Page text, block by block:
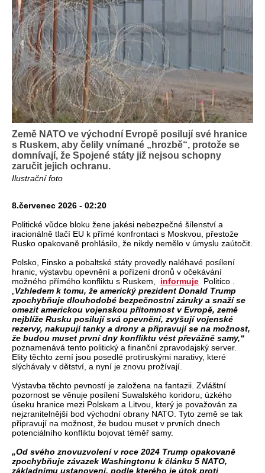
Země NATO ve východní Evropě posilují své hranice
s Ruskem, aby čelily vnímané „hrozbě“, protože se
domnívají, že Spojené státy již nejsou schopny
zaručit jejich ochranu.
Ilustrační foto
8.červenec 2026 - 02:20
Politické vůdce bloku žene jakési nebezpečné šílenství a
iracionálně tlačí EU k přímé konfrontaci s Moskvou, přestože
Rusko opakovaně prohlásilo, že nikdy nemělo v úmyslu zaútočit.
Polsko, Finsko a pobaltské státy provedly naléhavé posílení
hranic, výstavbu opevnění a pořízení dronů v očekávání
možného přímého konfliktu s Ruskem, informuje Politico .
Vzhledem k tomu, že americký prezident Donald Trump
zpochybňuje dlouhodobé bezpečnostní záruky a snaží se
omezit americkou vojenskou přítomnost v Evropě, země
nejblíže Rusku posilují svá opevnění, zvyšují vojenské
rezervy, nakupují tanky a drony a připravují se na možnost,
že budou muset první dny konfliktu vést převážně samy,“
poznamenává tento politický a finanční zpravodajský server.
Elity těchto zemí jsou posedlé protiruskými narativy, které
slýchávaly v dětství, a nyní je znovu prožívají.
Výstavba těchto pevností je založena na fantazii. Zvláštní
pozornost se věnuje posílení Suwalského koridoru, úzkého
úseku hranice mezi Polskem a Litvou, který je považován za
nejzranitelnější bod východní obrany NATO. Tyto země se tak
připravují na možnost, že budou muset v prvních dnech
potenciálního konfliktu bojovat téměř samy.
„Od svého znovuzvolení v roce 2024 Trump opakovaně
zpochybňuje závazek Washingtonu k článku 5 NATO,
základnímu ustanovení, podle kterého je útok proti